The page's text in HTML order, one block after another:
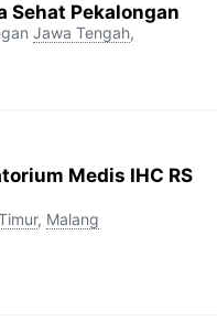
Sehat Pekalongan
Jawa Tengah,
Medis IHC RS
, Malang